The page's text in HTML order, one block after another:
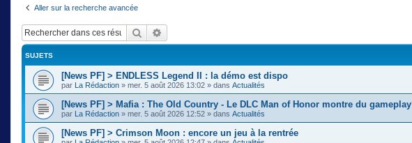
Aller sur la recherche avancée
Rechercher
SUJETS
[News PF] > ENDLESS Legend II : la démo est dispo
par La Rédaction » mer. 5 août 2026 13:02 » dans Actualités
[News PF] > Mafia : The Old Country - Le DLC Man of Honor montre du gameplay
par La Rédaction » mer. 5 août 2026 12:52 » dans Actualités
[News PF] > Crimson Moon : encore un jeu à la rentrée